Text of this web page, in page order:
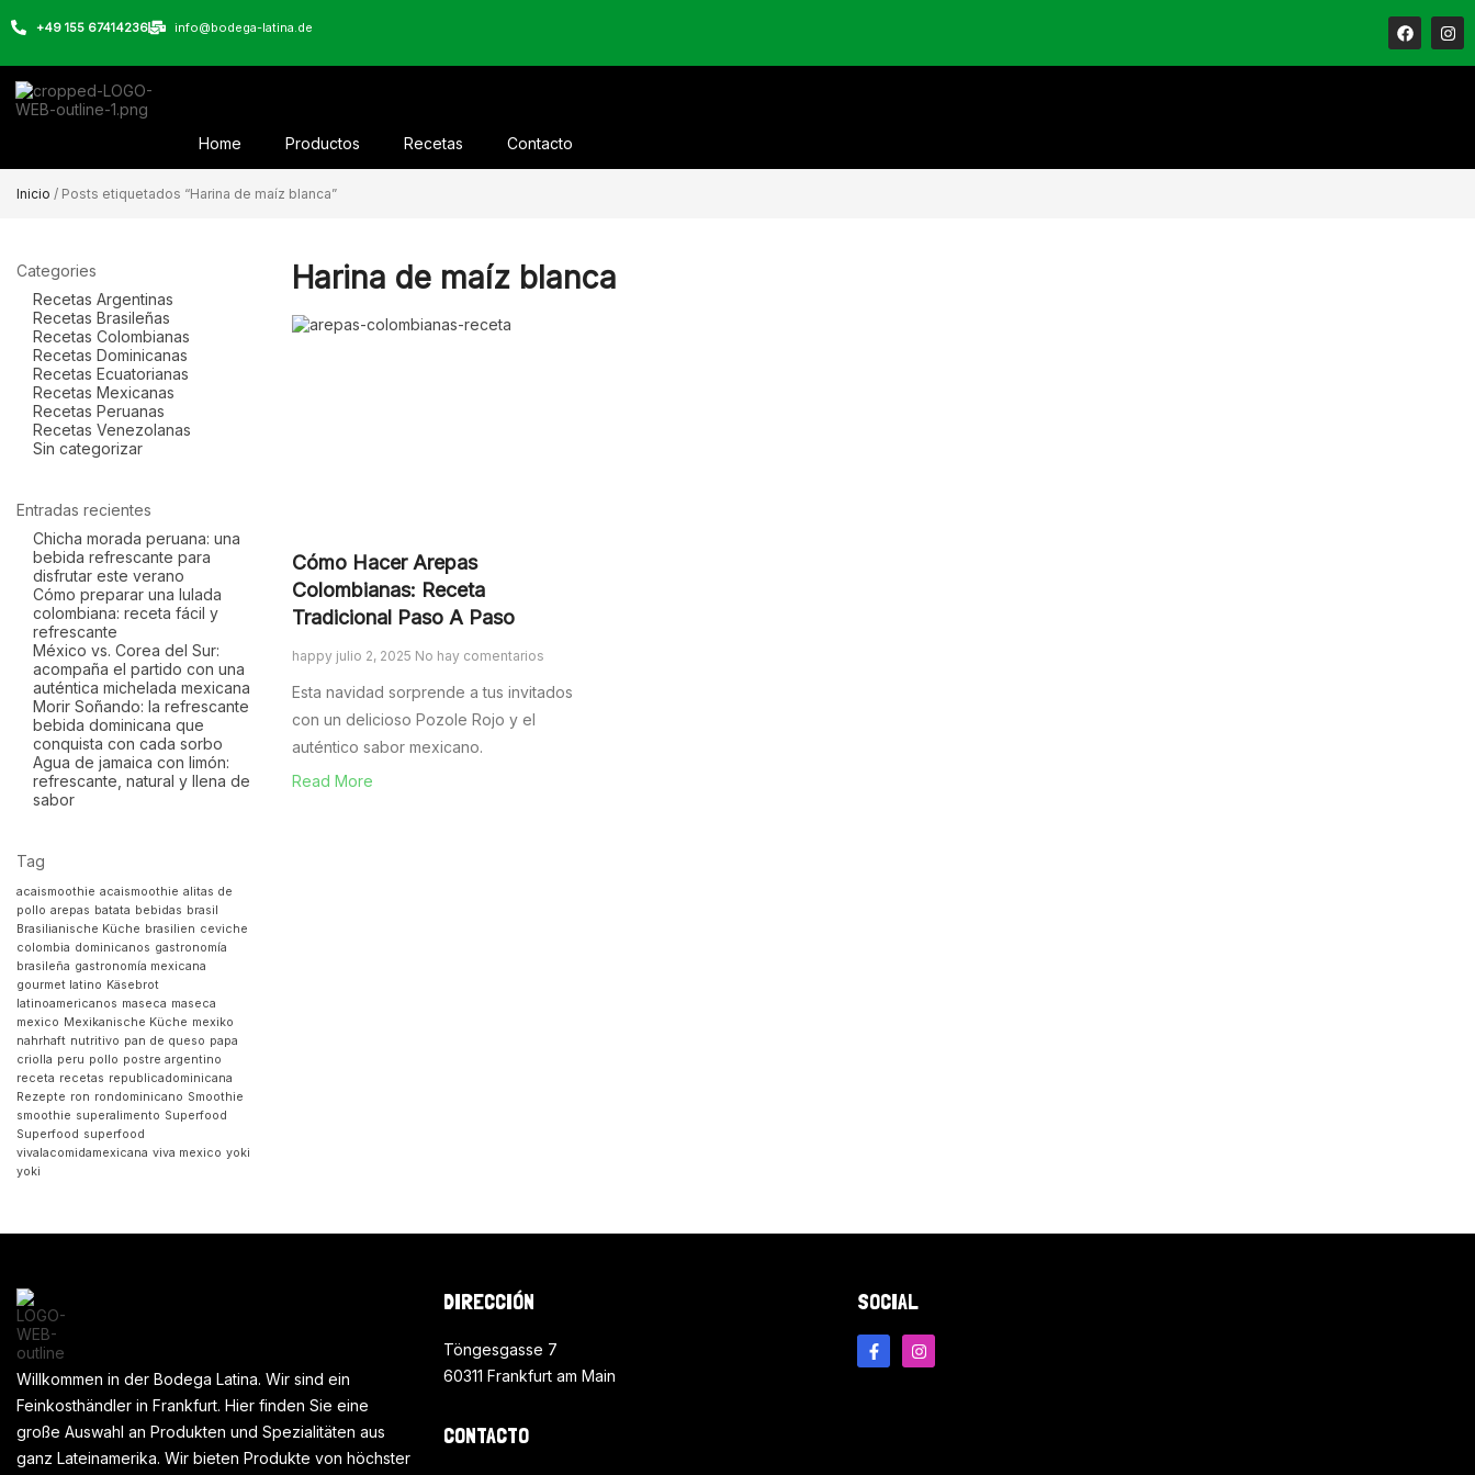
+49 155 67414236 info@bodega-latina.de
Home Productos Recetas Contacto
Inicio / Posts etiquetados “Harina de maíz blanca”
Categories
Recetas Argentinas
Recetas Brasileñas
Recetas Colombianas
Recetas Dominicanas
Recetas Ecuatorianas
Recetas Mexicanas
Recetas Peruanas
Recetas Venezolanas
Sin categorizar
Entradas recientes
Chicha morada peruana: una
bebida refrescante para
disfrutar este verano
Cómo preparar una lulada
colombiana: receta fácil y
refrescante
México vs. Corea del Sur:
acompaña el partido con una
auténtica michelada mexicana
Morir Soñando: la refrescante
bebida dominicana que
conquista con cada sorbo
Agua de jamaica con limón:
refrescante, natural y llena de
sabor
Tag
acaismoothie acaismoothie alitas de
pollo arepas batata bebidas brasil
Brasilianische Küche brasilien ceviche
colombia dominicanos gastronomía
brasileña gastronomía mexicana
gourmet latino Käsebrot
latinoamericanos maseca maseca
mexico Mexikanische Küche mexiko
nahrhaft nutritivo pan de queso papa
criolla peru pollo postre argentino
receta recetas republicadominicana
Rezepte ron rondominicano Smoothie
smoothie superalimento Superfood
Superfood superfood
vivalacomidamexicana viva mexico yoki
yoki
Harina de maíz blanca
Cómo Hacer Arepas
Colombianas: Receta
Tradicional Paso A Paso
happy julio 2, 2025 No hay comentarios
Esta navidad sorprende a tus invitados
con un delicioso Pozole Rojo y el
auténtico sabor mexicano.
Read More
Willkommen in der Bodega Latina. Wir sind ein
Feinkosthändler in Frankfurt. Hier finden Sie eine
große Auswahl an Produkten und Spezialitäten aus
ganz Lateinamerika. Wir bieten Produkte von höchster
DIRECCIÓN
Töngesgasse 7
60311 Frankfurt am Main
CONTACTO
SOCIAL